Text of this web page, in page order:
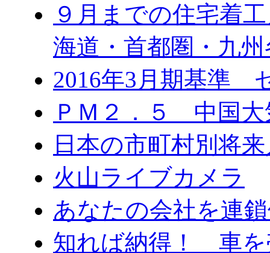
９月までの住宅着
海道・首都圏・九
2016年3月期基準
ＰＭ２．５ 中国大
日本の市町村別将
火山ライブカメラ
あなたの会社を連
知れば納得！ 車を